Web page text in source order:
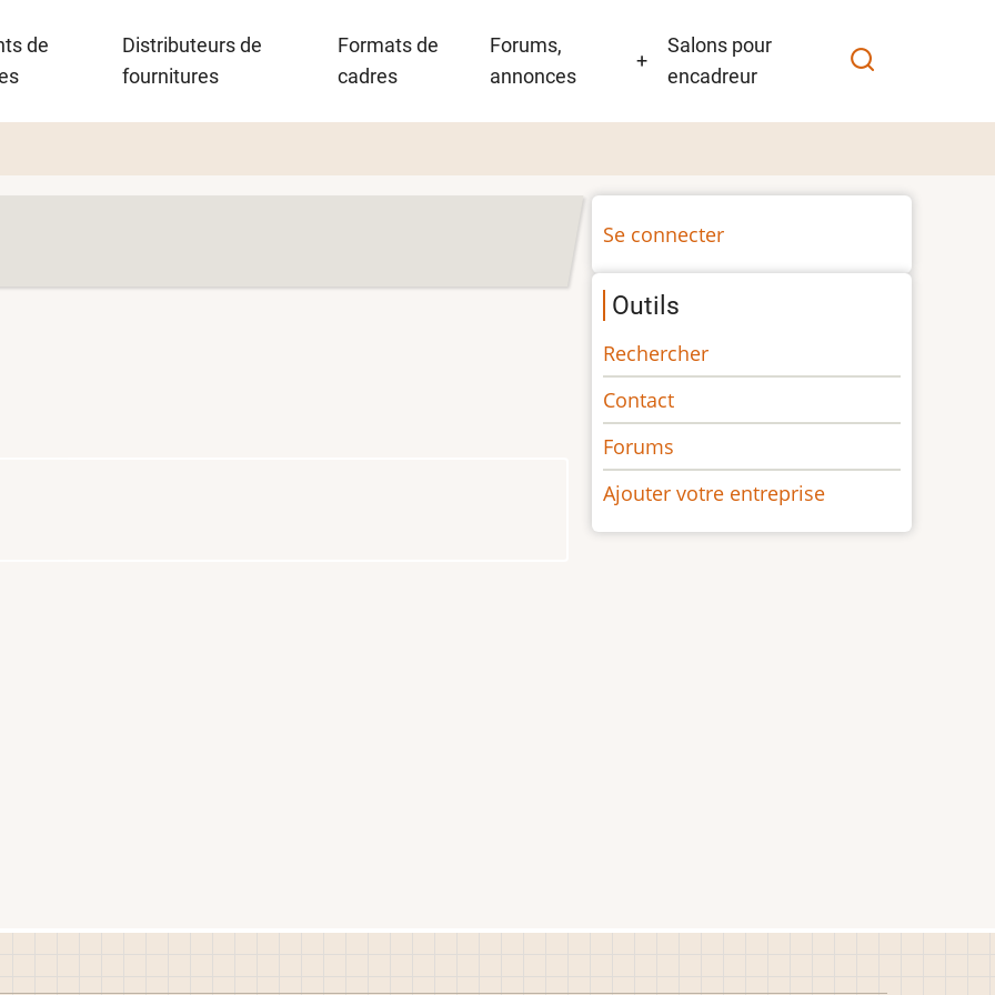
de
Distributeurs de
fournitures
Formats de
cadres
Forums,
annonces
+
Salons pour
encadreur
Menu
compte
de
l'utilisateur
Se connecter
Outils
Rechercher
Contact
Forums
Ajouter votre entreprise